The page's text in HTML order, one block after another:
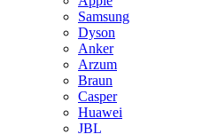
Samsung
Dyson
Anker
Arzum
Braun
Casper
Huawei
JBL